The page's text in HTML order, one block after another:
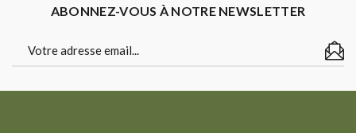
ABONNEZ-VOUS À NOTRE NEWSLETTER